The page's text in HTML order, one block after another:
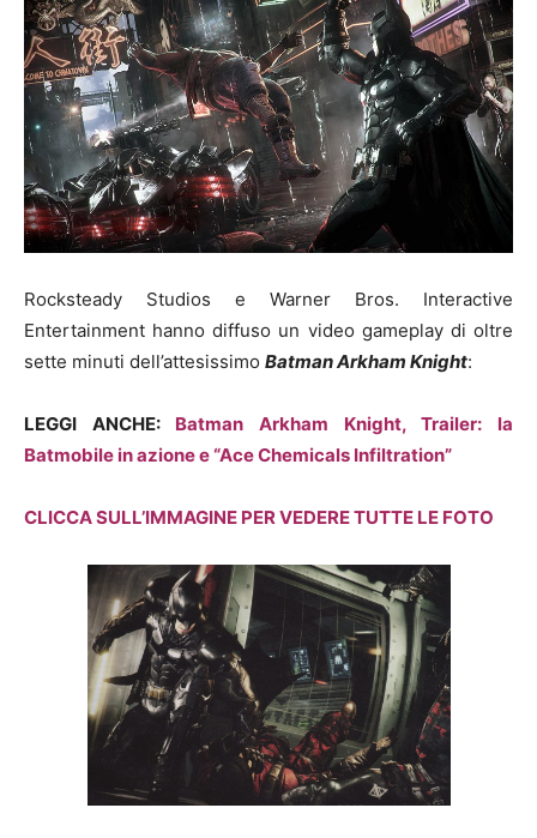
Rocksteady Studios e Warner Bros. Interactive
Entertainment hanno diffuso un video gameplay di oltre
sette minuti dell’attesissimo Batman Arkham Knight:
LEGGI ANCHE: Batman Arkham Knight, Trailer: la
Batmobile in azione e “Ace Chemicals Infiltration”
CLICCA SULL’IMMAGINE PER VEDERE TUTTE LE FOTO